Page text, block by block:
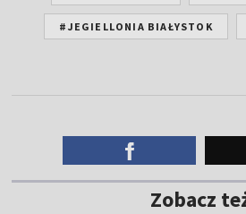
#JEGIELLONIA BIAŁYSTOK
Zobacz